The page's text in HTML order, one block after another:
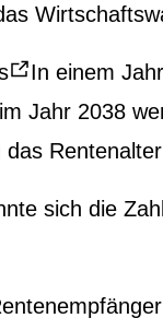
In einem
Jahr 2038
das
sich die